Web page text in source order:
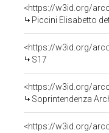
<https://w3id.org/
Piccini Elisabetto
<https://w3id.org/
S17
<https://w3id.org/
Soprintendenza
<https://w3id.org/